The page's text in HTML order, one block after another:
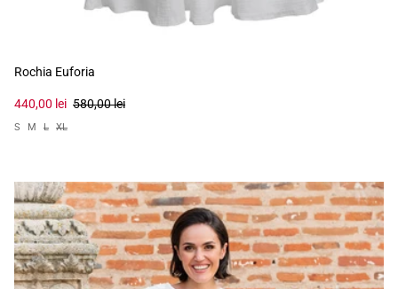
Rochia Euforia
440,00 lei 580,00 lei
S M L XL